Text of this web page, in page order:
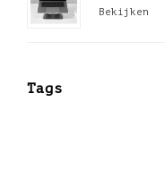
Bekijken
Tags